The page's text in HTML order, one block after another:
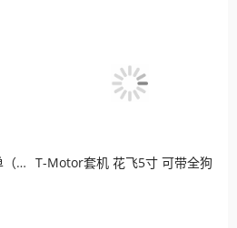
化骨龙 Sector 5寸 配置清单（高清版） T-Motor套机 花飞5寸 可带全狗